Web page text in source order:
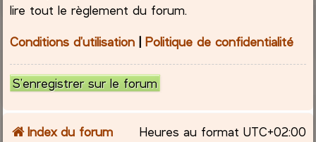
lire tout le règlement du forum.
Conditions d’utilisation |Politique de confidentialité
S’enregistrer sur le forum
Index du forum Heures au format UTC+02:00